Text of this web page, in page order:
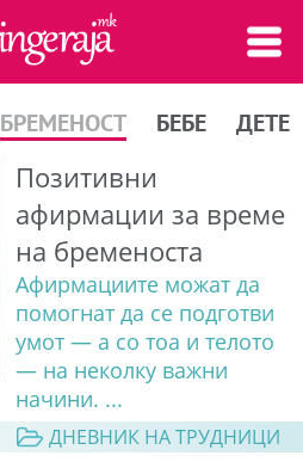
БРЕМЕНОСТ БЕБЕ ДЕТЕ
Позитивни
афирмации за време
на бременоста
Афирмациите можат да
помогнат да се подготви
умот — а со тоа и телото
— на неколку важни
начини. ...
ДНЕВНИК НА ТРУДНИЦИ